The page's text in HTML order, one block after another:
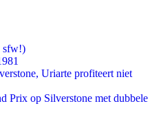
sfw!)
Uriarte profiteert niet
Prix op Silverstone met dubbele